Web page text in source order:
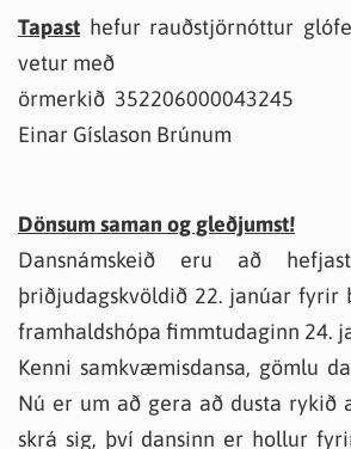
Tapast hefur rauðstjörnóttur
vetur með
örmerkið 352206000043245
Einar Gíslason Brúnum
Dönsum saman og gleðjumst!
Dansnámskeið eru að
þriðjudagskvöldið 22. janúar fyrir
framhaldshópa fimmtudaginn 24.
Kenni samkvæmisdansa, gömlu
Nú er um að gera að dusta rykið
skrá sig, því dansinn er hollur